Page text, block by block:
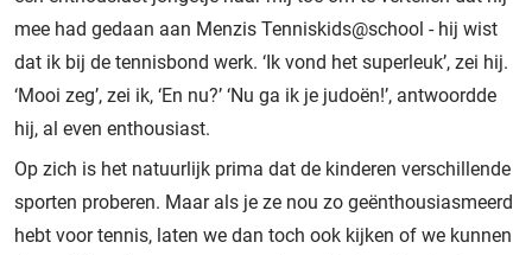
mee had gedaan aan Menzis Tenniskids@school - hij wist
dat ik bij de tennisbond werk. ‘Ik vond het superleuk’, zei hij.
‘Mooi zeg’, zei ik, ‘En nu?’ ‘Nu ga ik je judoën!’, antwoordde
hij, al even enthousiast.
Op zich is het natuurlijk prima dat de kinderen verschillende
sporten proberen. Maar als je ze nou zo geënthousiasmeerd
hebt voor tennis, laten we dan toch ook kijken of we kunnen